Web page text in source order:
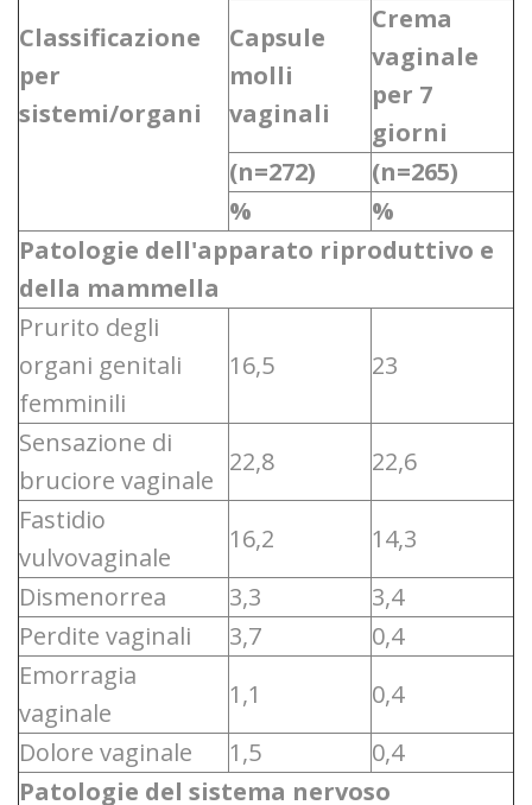
Classificazione
per
sistemi/organi
Capsule
molli
vaginali
Crema
vaginale
per 7
giorni
(n=272)
(n=265)
%
%
Patologie dell'apparato riproduttivo e
della mammella
Prurito degli
organi genitali
femminili
16,5 23
Sensazione di
bruciore vaginale
22,8
22,6
Fastidio
vulvovaginale
16,2
14,3
Dismenorrea
3,3
3,4
Perdite vaginali
3,7
0,4
Emorragia
vaginale
1,1
0,4
Dolore vaginale
1,5
0,4
Patologie del sistema nervoso